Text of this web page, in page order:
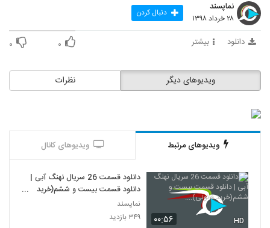
نماپسند
۲۸ خرداد ۱۳۹۸ دنبال کردن
دانلود بیشتر ۰ ۰
نظرات ویدیوهای دیگر
ویدیوهای مرتبط ویدیوهای کانال
۰۰:۵۶ HD
دانلود قسمت 26 سریال نهنگ آبی |
دانلود قسمت بیست و ششم(خرید
قانونی)....
نماپسند
۳۴۹ بازدید